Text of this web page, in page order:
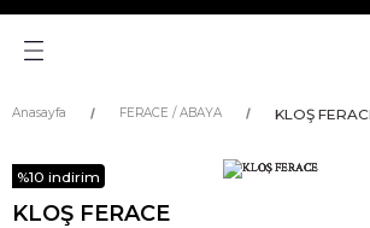
Anasayfa FERACE / ABAYA KLOŞ
%10 indirim
KLOŞ FERACE